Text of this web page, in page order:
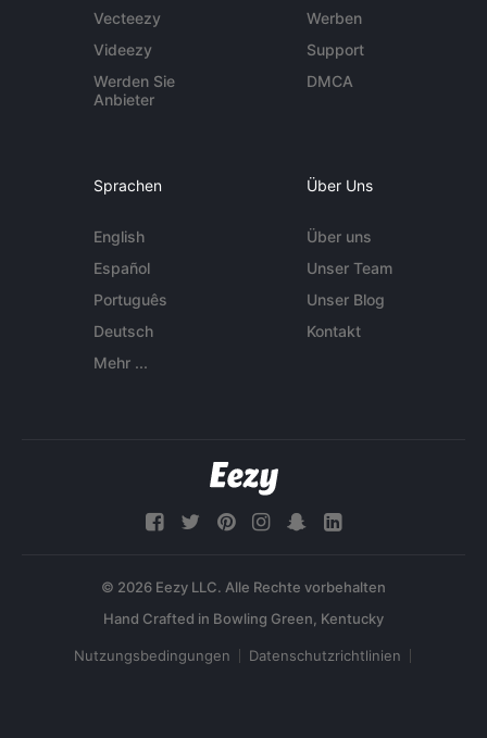
Vecteezy
Videezy
Werden Sie
Anbieter
Werben
Support
DMCA
Sprachen
English
Español
Português
Deutsch
Mehr ...
Über Uns
Über uns
Unser Team
Unser Blog
Kontakt
© 2026 Eezy LLC. Alle Rechte vorbehalten
Nutzungsbedingungen Datenschutzrichtlinien